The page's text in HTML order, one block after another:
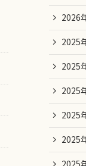
2026
2025
2025
2025
2025
2025